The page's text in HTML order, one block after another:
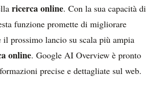
ricerca online. Con la sua capacità di
funzione promette di migliorare
prossimo lancio su scala più ampia
online. Google AI Overview è pronto
precise e dettagliate sul web.